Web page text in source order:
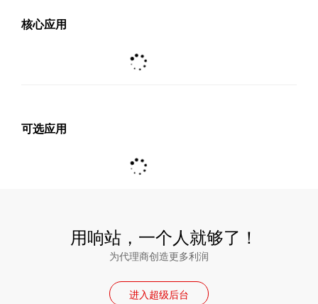
核心应用
可选应用
用响站，一个人就够了！
为代理商创造更多利润
进入超级后台